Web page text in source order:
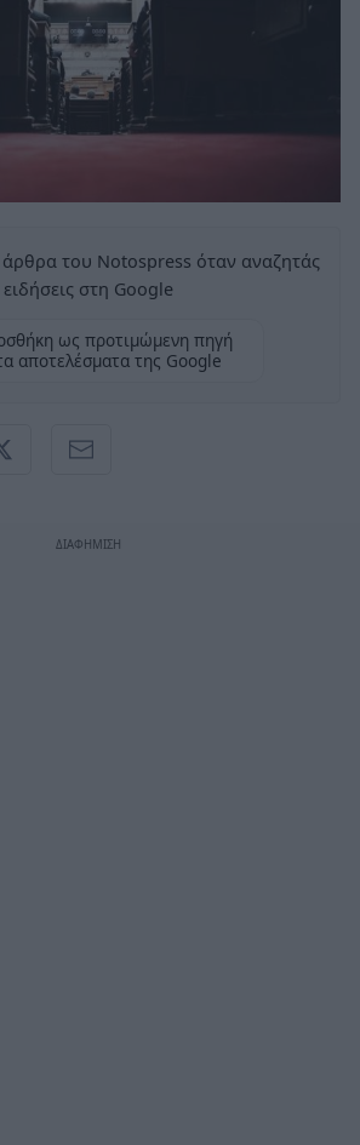
άρθρα του Notospress όταν αναζητάς
ειδήσεις στη Google
ως προτιμώμενη πηγή
αποτελέσματα της Google